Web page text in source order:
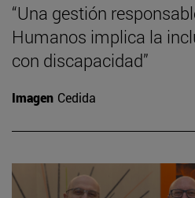
“Una gestión
Humanos implica la
con discapacidad”
Imagen Cedida